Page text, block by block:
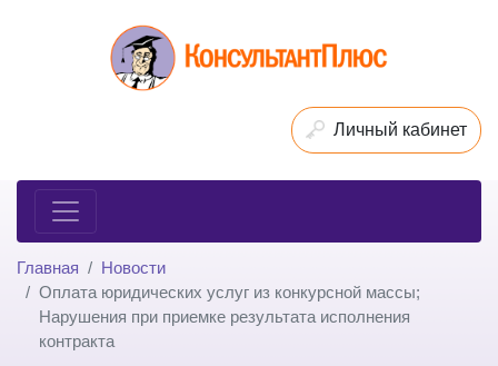
Личный кабинет
Главная
Новости
Оплата юридических услуг из конкурсной массы;
Нарушения при приемке результата исполнения
контракта